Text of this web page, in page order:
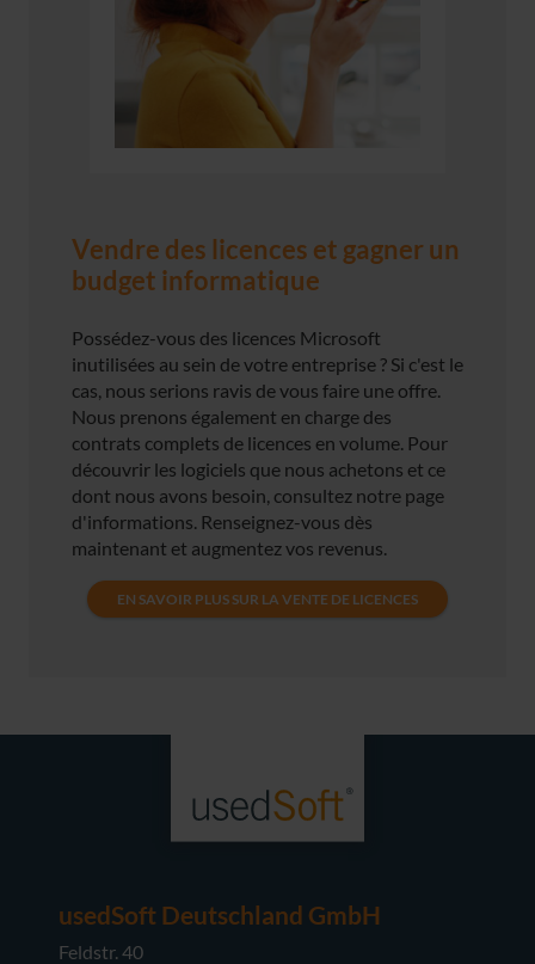
Vendre des licences et gagner un
budget informatique
Possédez-vous des licences Microsoft
inutilisées au sein de votre entreprise ? Si c'est le
cas, nous serions ravis de vous faire une offre.
Nous prenons également en charge des
contrats complets de licences en volume. Pour
découvrir les logiciels que nous achetons et ce
dont nous avons besoin, consultez notre page
d'informations. Renseignez-vous dès
maintenant et augmentez vos revenus.
EN SAVOIR PLUS SUR LA VENTE DE LICENCES
usedSoft Deutschland GmbH
Feldstr. 40